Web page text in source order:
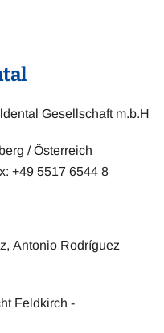
Gesellschaft m.b.H
/ Österreich
+49 5517 6544 8
Antonio Rodríguez
Feldkirch -